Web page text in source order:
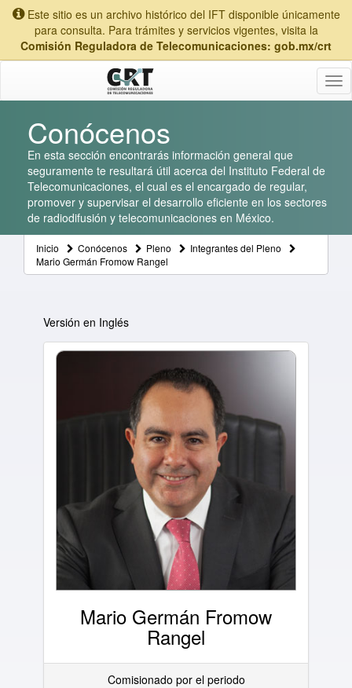
Este sitio es un archivo histórico del IFT disponible únicamente
para consulta. Para trámites y servicios vigentes, visita la
Comisión Reguladora de Telecomunicaciones: gob.mx/crt
Conócenos
En esta sección encontrarás información general que
seguramente te resultará útil acerca del Instituto Federal de
Telecomunicaciones, el cual es el encargado de regular,
promover y supervisar el desarrollo eficiente en los sectores
de radiodifusión y telecomunicaciones en México.
Inicio Conócenos Pleno
Integrantes del Pleno
Mario Germán Fromow Rangel
Versión en Inglés
Mario Germán Fromow
Rangel
Comisionado por el periodo